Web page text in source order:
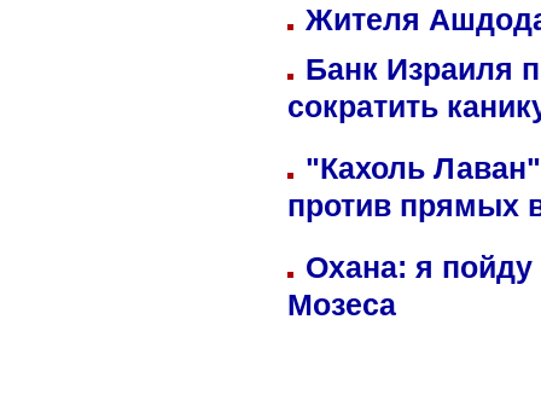
Жителя
Банк Израиля
сократить
"Кахоль
против прямых
Охана: я пойду
Мозеса